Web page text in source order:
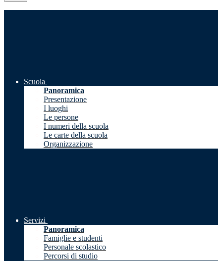
Scuola
Panoramica
Presentazione
I luoghi
Le persone
I numeri della scuola
Le carte della scuola
Organizzazione
Servizi
Panoramica
Famiglie e studenti
Personale scolastico
Percorsi di studio